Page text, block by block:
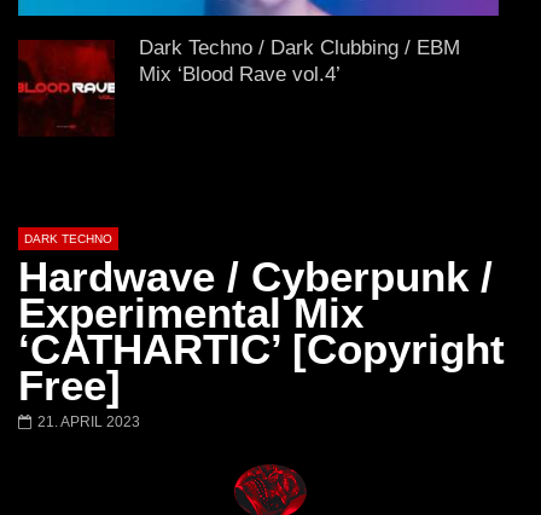
FANTASM @ BLACKWORKS
WEEKEND FESTIVAL –
REBIRTH EDITION
Bass Mix ‘EVOKE’
Free]
Dark Techno / Dark Clubbing / EBM
Mix ‘Blood Rave vol.4’
Darksynth / Cyberpunk / Dark Electro
Mix ‘MOTHER’
DARK TECHNO
Hardwave / Cyberpunk /
Experimental Mix
‘CATHARTIC’ [Copyright
Free]
21. APRIL 2023